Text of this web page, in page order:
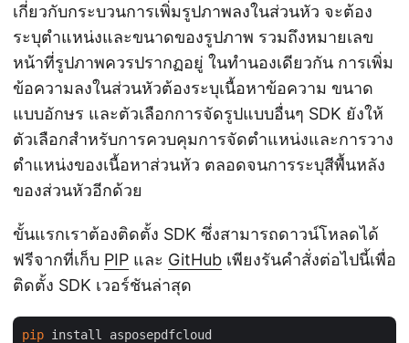
เกี่ยวกับกระบวนการเพิ่มรูปภาพลงในส่วนหัว จะต้อง
ระบุตำแหน่งและขนาดของรูปภาพ รวมถึงหมายเลข
หน้าที่รูปภาพควรปรากฏอยู่ ในทำนองเดียวกัน การเพิ่ม
ข้อความลงในส่วนหัวต้องระบุเนื้อหาข้อความ ขนาด
แบบอักษร และตัวเลือกการจัดรูปแบบอื่นๆ SDK ยังให้
ตัวเลือกสำหรับการควบคุมการจัดตำแหน่งและการวาง
ตำแหน่งของเนื้อหาส่วนหัว ตลอดจนการระบุสีพื้นหลัง
ของส่วนหัวอีกด้วย
ขั้นแรกเราต้องติดตั้ง SDK ซึ่งสามารถดาวน์โหลดได้
ฟรีจากที่เก็บ PIP และ GitHub เพียงรันคำสั่งต่อไปนี้เพื่อ
ติดตั้ง SDK เวอร์ชันล่าสุด
pip